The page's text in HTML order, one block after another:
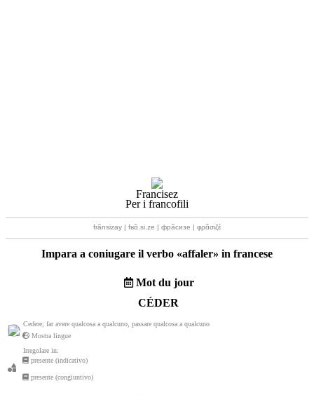
Francisez
Per i francofili
frãnsizay | fʁɑ̃.si.ze | фрãсизе | φρɑ̃σιζέ
Impara a coniugare il verbo «affaler» in francese
Mot du jour
CÉDER
Cedere; far avere qualcosa a qualcuno, passare qualcosa a qualcuno
Mostra lingue
Irregolare in:
presente (indicativo)
presente (congiuntivo)